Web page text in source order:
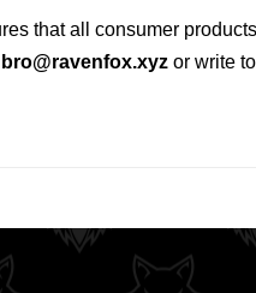
that all consumer
bro@ravenfox.xyzor write